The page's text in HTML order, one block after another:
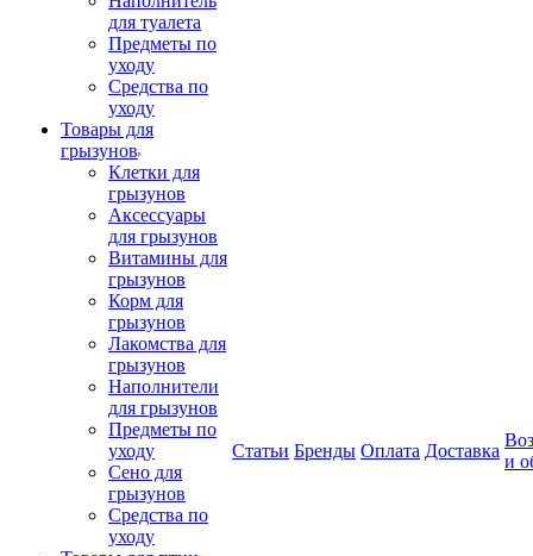
для туалета
Предметы по
уходу
Средства по
уходу
Товары для
грызунов
Клетки для
грызунов
Аксессуары
для грызунов
Витамины для
грызунов
Корм для
грызунов
Лакомства для
грызунов
Наполнители
для грызунов
Предметы по
уходу
Сено для
грызунов
Средства по
уходу
Статьи Бренды Оплата Доставка
и